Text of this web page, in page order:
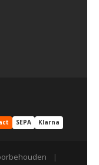
SEPA Klarna
|